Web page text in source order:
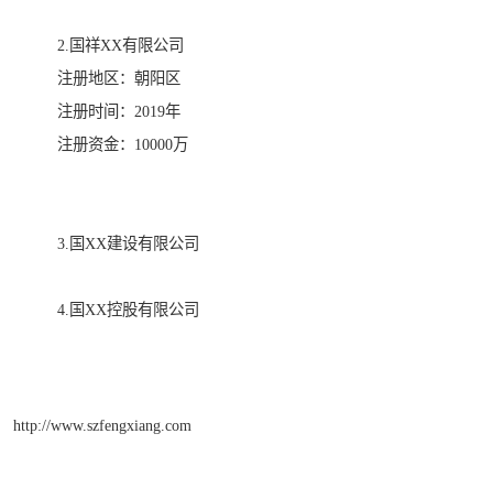
2.国祥XX有限公司
注册地区：朝阳区
注册时间：2019年
注册资金：10000万
3.国XX建设有限公司
4.国XX控股有限公司
http://www.szfengxiang.com